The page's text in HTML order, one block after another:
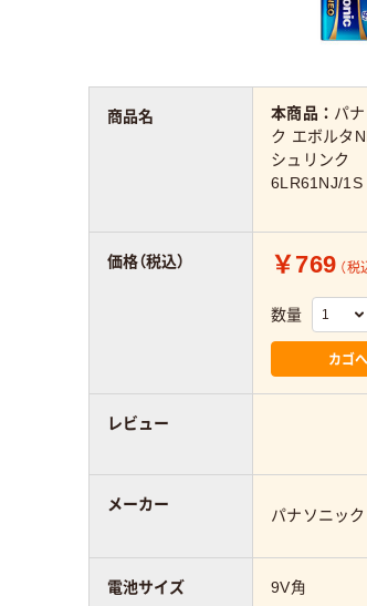
本商品： パ
ク エボルタ
シュリンク
6LR61NJ/1S
￥769 （税
数量
カゴへ
パナソニック
9V角
商品名
価格（税込）
レビュー
メーカー
電池サイズ